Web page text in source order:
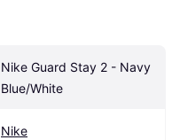
Nike Guard Stay 2 - Navy
Blue/White
Nike